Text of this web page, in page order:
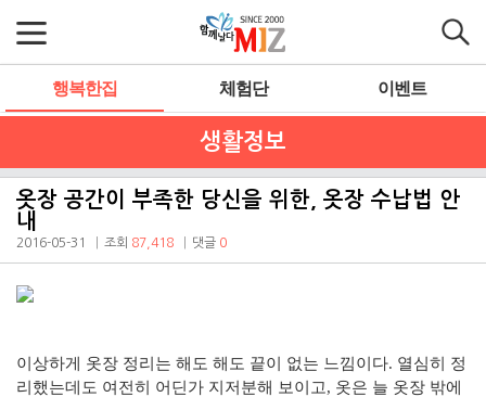
행복한집 체험단 이벤트
생활정보
옷장 공간이 부족한 당신을 위한, 옷장 수납법 안
내
2016-05-31 조회 87,418 댓글 0
이상하게 옷장 정리는 해도 해도 끝이 없는 느낌이다. 열심히 정
리했는데도 여전히 어딘가 지저분해 보이고, 옷은 늘 옷장 밖에